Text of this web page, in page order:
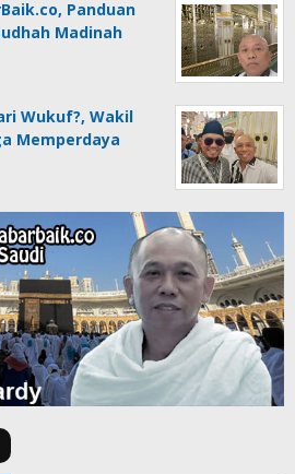
Panduan
Madinah
Wukuf?, Wakil
Memperdaya